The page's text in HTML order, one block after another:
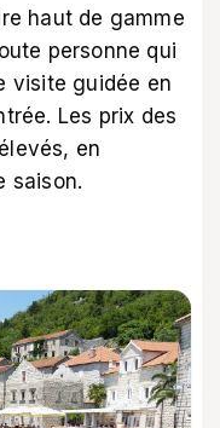
haut de gamme
personne qui
visite guidée en
Les prix des
en
saison.